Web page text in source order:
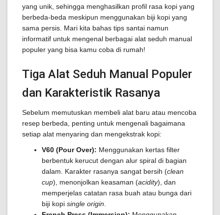
yang unik, sehingga menghasilkan profil rasa kopi yang
berbeda-beda meskipun menggunakan biji kopi yang
sama persis. Mari kita bahas tips santai namun
informatif untuk mengenal berbagai alat seduh manual
populer yang bisa kamu coba di rumah!
Tiga Alat Seduh Manual Populer
dan Karakteristik Rasanya
Sebelum memutuskan membeli alat baru atau mencoba
resep berbeda, penting untuk mengenali bagaimana
setiap alat menyaring dan mengekstrak kopi:
V60 (Pour Over): Menggunakan kertas filter
berbentuk kerucut dengan alur spiral di bagian
dalam. Karakter rasanya sangat bersih (clean
cup), menonjolkan keasaman (acidity), dan
memperjelas catatan rasa buah atau bunga dari
biji kopi single origin